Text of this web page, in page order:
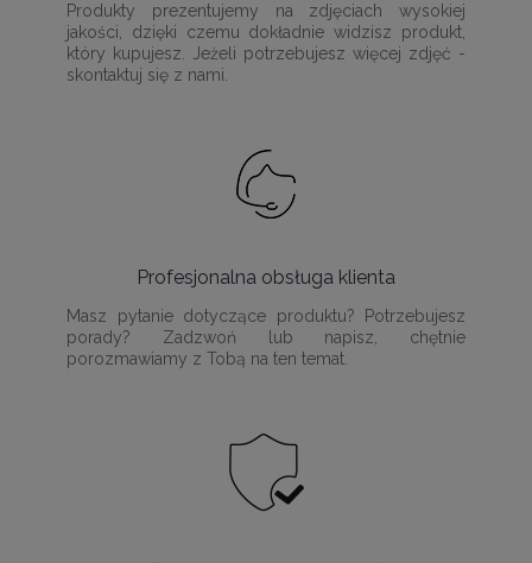
Produkty prezentujemy na zdjęciach wysokiej
jakości, dzięki czemu dokładnie widzisz produkt,
który kupujesz. Jeżeli potrzebujesz więcej zdjęć -
skontaktuj się z nami.
Profesjonalna obsługa klienta
Masz pytanie dotyczące produktu? Potrzebujesz
porady? Zadzwoń lub napisz, chętnie
porozmawiamy z Tobą na ten temat.